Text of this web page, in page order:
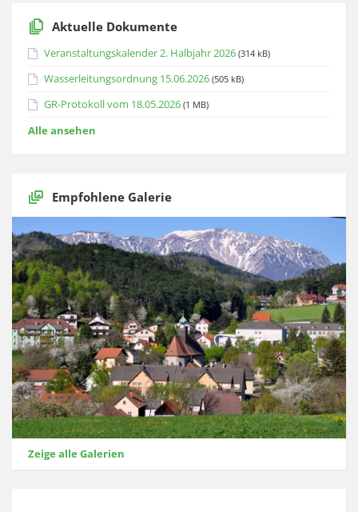
Aktuelle Dokumente
Veranstaltungskalender 2. Halbjahr 2026 (314 kB)
Wasserleitungsordnung 15.06.2026 (505 kB)
GR-Protokoll vom 18.05.2026 (1 MB)
Alle ansehen
Empfohlene Galerie
Zeige alle Galerien